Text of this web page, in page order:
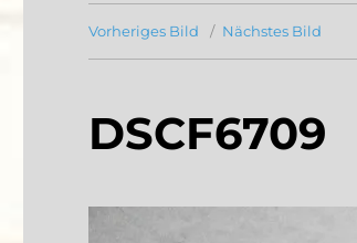
Vorheriges Bild Nächstes Bild
DSCF6709